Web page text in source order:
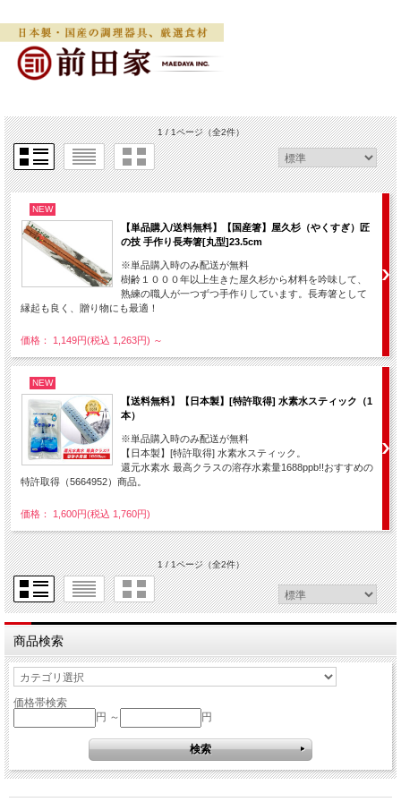
1 / 1ページ（全2件）
NEW
【単品購入/送料無料】【国産箸】屋久杉（やくすぎ）匠
の技 手作り長寿箸[丸型]23.5cm
※単品購入時のみ配送が無料
樹齢１０００年以上生きた屋久杉から材料を吟味して、
熟練の職人が一つずつ手作りしています。長寿箸として
縁起も良く、贈り物にも最適！
価格： 1,149円(税込 1,263円) ～
NEW
【送料無料】【日本製】[特許取得] 水素水スティック（1
本）
※単品購入時のみ配送が無料
【日本製】[特許取得] 水素水スティック。
還元水素水 最高クラスの溶存水素量1688ppb!!おすすめの
特許取得（5664952）商品。
価格： 1,600円(税込 1,760円)
1 / 1ページ（全2件）
商品検索
価格帯検索
円 ～
円